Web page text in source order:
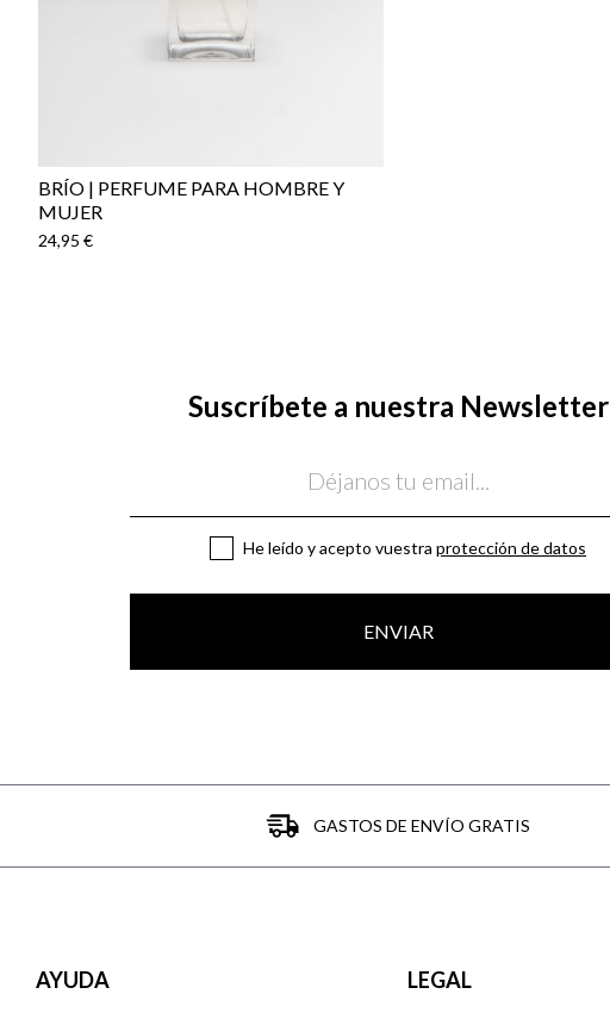
BRÍO | PERFUME PARA HOMBRE Y
MUJER
24,95 €
Suscríbete a nuestra Newsletter
He leído y acepto vuestra protección de datos
ENVIAR
GASTOS DE ENVÍO GRATIS
AYUDA LEGAL